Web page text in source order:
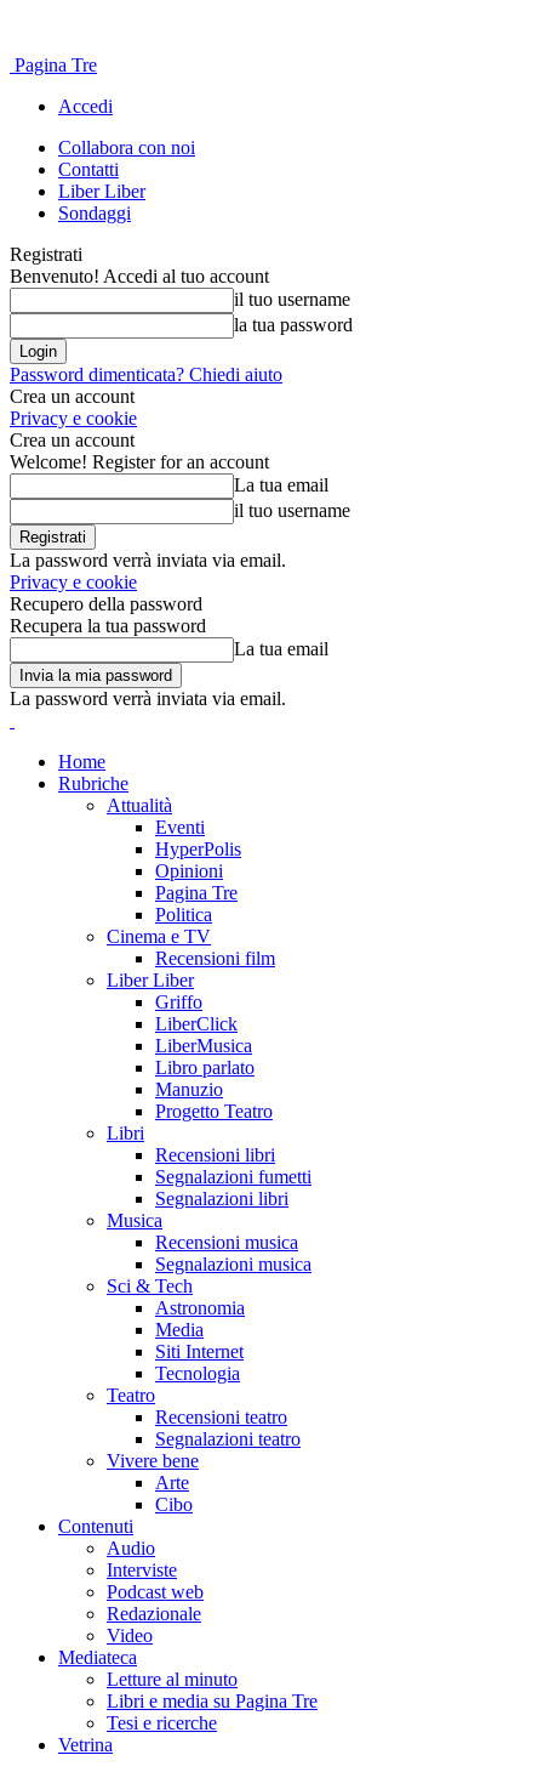
Pagina Tre
Accedi
Collabora con noi
Contatti
Liber Liber
Sondaggi
Registrati
Benvenuto! Accedi al tuo account
il tuo username
la tua password
Password dimenticata? Chiedi aiuto
Crea un account
Privacy e cookie
Crea un account
Welcome! Register for an account
La tua email
il tuo username
La password verrà inviata via email.
Privacy e cookie
Recupero della password
Recupera la tua password
La tua email
La password verrà inviata via email.
Home
Rubriche
Attualità
Eventi
HyperPolis
Opinioni
Pagina Tre
Politica
Cinema e TV
Recensioni film
Liber Liber
Griffo
LiberClick
LiberMusica
Libro parlato
Manuzio
Progetto Teatro
Libri
Recensioni libri
Segnalazioni fumetti
Segnalazioni libri
Musica
Recensioni musica
Segnalazioni musica
Sci & Tech
Astronomia
Media
Siti Internet
Tecnologia
Teatro
Recensioni teatro
Segnalazioni teatro
Vivere bene
Arte
Cibo
Contenuti
Audio
Interviste
Podcast web
Redazionale
Video
Mediateca
Letture al minuto
Libri e media su Pagina Tre
Tesi e ricerche
Vetrina